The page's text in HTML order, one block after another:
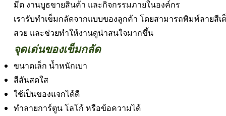
มีต งานบูธขายสินค้า และกิจกรรมภายในองค์กร
เรารับทำเข็มกลัดจากแบบของลูกค้า โดยสามารถพิมพ์ลายสี
สวย และช่วยทำให้งานดูน่าสนใจมากขึ้น
จุดเด่นของเข็มกลัด
ขนาดเล็ก น้ำหนักเบา
สีสันสดใส
ใช้เป็นของแจกได้ดี
ทำลายการ์ตูน โลโก้ หรือข้อความได้